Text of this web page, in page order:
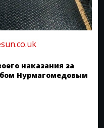
наказания за
Нурмагомедовым